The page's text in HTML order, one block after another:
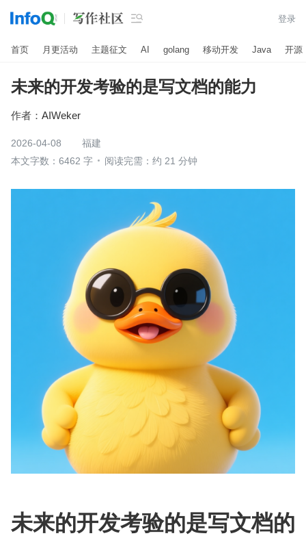
 登录
首页 月更活动 主题征文 AI golang 移动开发 Java 开源
未来的开发考验的是写文档的能力
作者： AIWeker
2026-04-08
福建
本文字数：6462 字
阅读完需：约 21 分钟
未来的开发考验的是写文档的